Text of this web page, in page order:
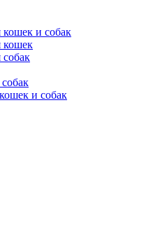
и собак
кошек
и собак